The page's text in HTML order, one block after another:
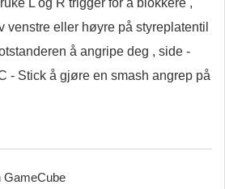
L og R trigger for å blokkere ,
venstre eller høyre på styreplatentil
å angripe deg , side -
- Stick å gjøre en smash angrep på
GameCube